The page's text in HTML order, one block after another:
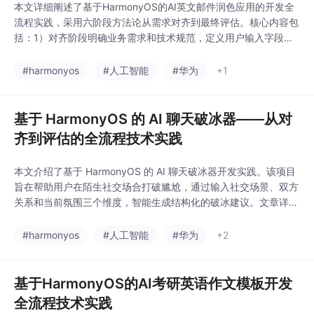
本文详细阐述了基于HarmonyOS的AI英文邮件润色应用的开发全
流程实践，采用六阶段方法论从需求对齐到最终评估。核心内容包
括：1）对齐阶段明确业务需求和技术规范，定义用户输入字段和A
e），实现单向数据流；3）Model层定义数据契约，Service层封
#harmonyos #人工智能 #华为 +1
基于 HarmonyOS 的 AI 聊天破冰器——从对
齐到评估的全流程技术实践
本文介绍了基于 HarmonyOS 的 AI 聊天破冰器开发实践。该项目
旨在帮助用户在陌生社交场合打破尴尬，通过输入社交场景、双方
关系和当前氛围三个维度，智能生成结构化的破冰建议。文章详细
段规格，然后基于 ArkTS/ArkUI 技术栈采用 MVVM 三层架构（模
#harmonyos #人工智能 #华为 +2
基于HarmonyOS的AI考研英语作文模板开发
全流程技术实践